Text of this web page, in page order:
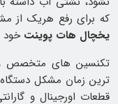
که برای رفع هریک از
یخچال هات پوینت خود
تکنسین های متخصص و
ترین زمان مشکل